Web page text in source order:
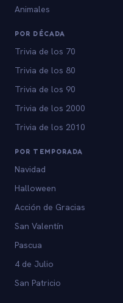
Animales
POR DÉCADA
Trivia de los 70
Trivia de los 80
Trivia de los 90
Trivia de los 2000
Trivia de los 2010
POR TEMPORADA
Navidad
Halloween
Acción de Gracias
San Valentín
Pascua
4 de Julio
San Patricio